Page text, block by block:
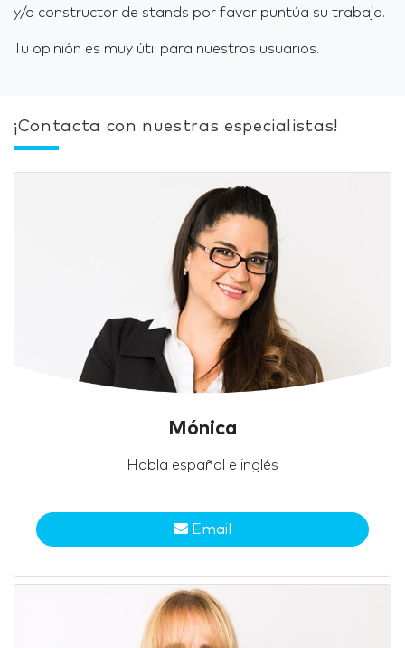
y/o constructor de stands por favor puntúa su trabajo.
Tu opinión es muy útil para nuestros usuarios.
¡Contacta con nuestras especialistas!
Mónica
Habla español e inglés
Email